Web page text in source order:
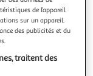
produit ?
de l’appareil
sur un appareil.
des publicités et du
traitent des